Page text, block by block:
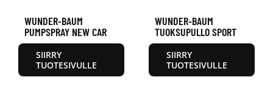
WUNDER-BAUM
PUMPSPRAY NEW CAR
SIIRRY
TUOTESIVULLE
WUNDER-BAUM
TUOKSUPULLO SPORT
SIIRRY
TUOTESIVULLE